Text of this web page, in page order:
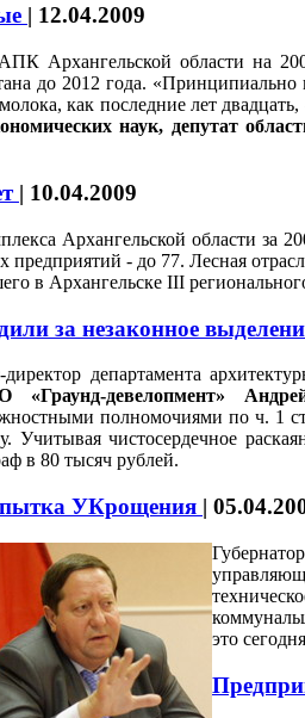
| 12.04.2009
Архангельской области на
до 2012 года. «Принципиально
как последние лет
наук, депутат
| 10.04.2009
Архангельской области за
- до 77. Лесная
в Архангельске III
за незаконное
директор департамента
«Граунд-девелопмент»
полномочиями по ч. 1
Учитывая чистосердечное
в 80 тысяч рублей.
УКрощения |
это